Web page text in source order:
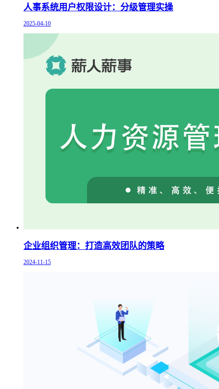
人事系统用户权限设计：分级管理实操
2025-04-10
企业组织管理：打造高效团队的策略
2024-11-15